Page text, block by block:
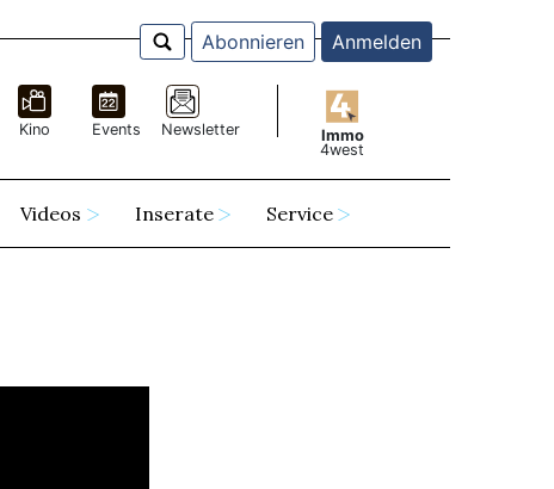
Abonnieren Anmelden
Kino Events Newsletter
Immo
4west
Videos Inserate Service